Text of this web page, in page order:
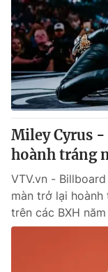
Miley Cyrus -
hoành tráng
VTV.vn -
màn trở lại
trên các BXH năm